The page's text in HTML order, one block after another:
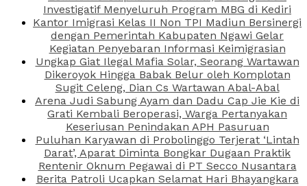
Investigatif Menyeluruh Program MBG di Kediri
Kantor Imigrasi Kelas II Non TPI Madiun Bersinergi
dengan Pemerintah Kabupaten Ngawi Gelar
Kegiatan Penyebaran Informasi Keimigrasian
Ungkap Giat Ilegal Mafia Solar, Seorang Wartawan
Dikeroyok Hingga Babak Belur oleh Komplotan
Sugit Celeng, Dian Cs Wartawan Abal-Abal
Arena Judi Sabung Ayam dan Dadu Cap Jie Kie di
Grati Kembali Beroperasi, Warga Pertanyakan
Keseriusan Penindakan APH Pasuruan
Puluhan Karyawan di Probolinggo Terjerat ‘Lintah
Darat’, Aparat Diminta Bongkar Dugaan Praktik
Rentenir Oknum Pegawai di PT Secco Nusantara
Berita Patroli Ucapkan Selamat Hari Bhayangkara